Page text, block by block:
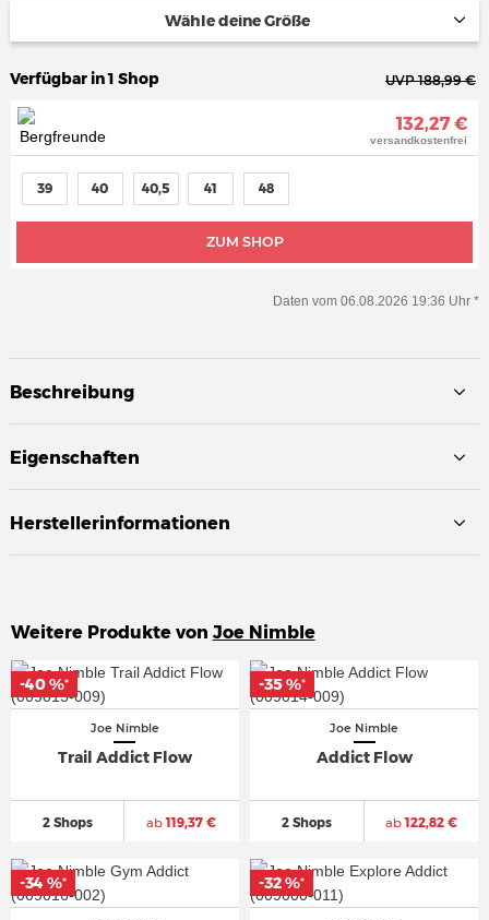
Wähle deine Größe
Verfügbar in 1 Shop UVP 188,99 €
132,27 €
versandkostenfrei
ZUM SHOP
39 40 40,5 41 48
Daten vom 06.08.2026 19:36 Uhr *
Beschreibung
Eigenschaften
Herstellerinformationen
Weitere Produkte von Joe Nimble
Joe Nimble
Trail Addict Flow
2 Shops ab119,37 €
-40 %*
-40 %*
Joe Nimble
Addict Flow
2 Shops ab122,82 €
-35 %*
-35 %*
-34 %*
-34 %* -32 %*
-32 %*